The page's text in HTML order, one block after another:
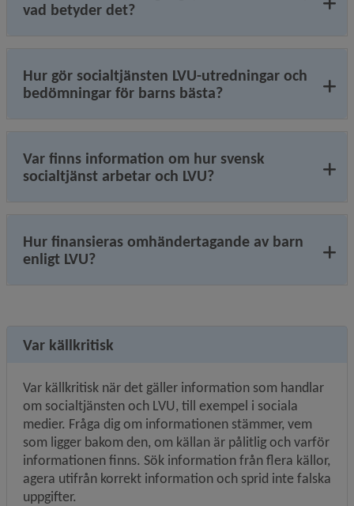
vad betyder det?
Hur gör socialtjänsten LVU-utredningar och
bedömningar för barns bästa?
Var finns information om hur svensk
socialtjänst arbetar och LVU?
Hur finansieras omhändertagande av barn
enligt LVU?
Var källkritisk
Var källkritisk när det gäller information som handlar
om socialtjänsten och LVU, till exempel i sociala
medier. Fråga dig om informationen stämmer, vem
som ligger bakom den, om källan är pålitlig och varför
informationen finns. Sök information från flera källor,
agera utifrån korrekt information och sprid inte falska
uppgifter.